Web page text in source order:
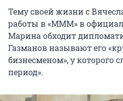
Тему своей жизни с
работы в «МММ» в
Марина обходит
Газманов называют его
бизнесменом», у которого
период».